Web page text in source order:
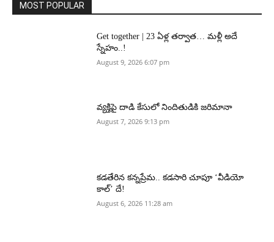
MOST POPULAR
Get together | 23 ఏళ్ల తర్వాత… మళ్లీ అదే
స్నేహం..!
August 9, 2026 6:07 pm
వ్యక్తిపై దాడి కేసులో నిందితుడికి జరిమానా
August 7, 2026 9:13 pm
కడతేరిన కన్నప్రేమ.. కడసారి చూపూ ‘వీడియో
కాల్’ దే!
August 6, 2026 11:28 am